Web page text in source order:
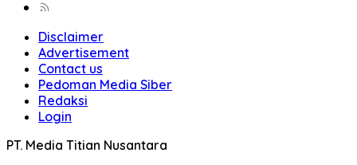
Disclaimer
Advertisement
Contact us
Pedoman Media Siber
Redaksi
Login
PT. Media Titian Nusantara